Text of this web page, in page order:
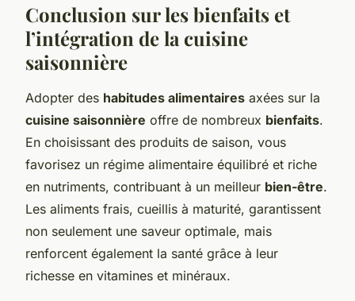
Conclusion sur les bienfaits et
l’intégration de la cuisine
saisonnière
Adopter des habitudes alimentaires axées sur la
cuisine saisonnière offre de nombreux bienfaits.
En choisissant des produits de saison, vous
favorisez un régime alimentaire équilibré et riche
en nutriments, contribuant à un meilleur bien-être.
Les aliments frais, cueillis à maturité, garantissent
non seulement une saveur optimale, mais
renforcent également la santé grâce à leur
richesse en vitamines et minéraux.